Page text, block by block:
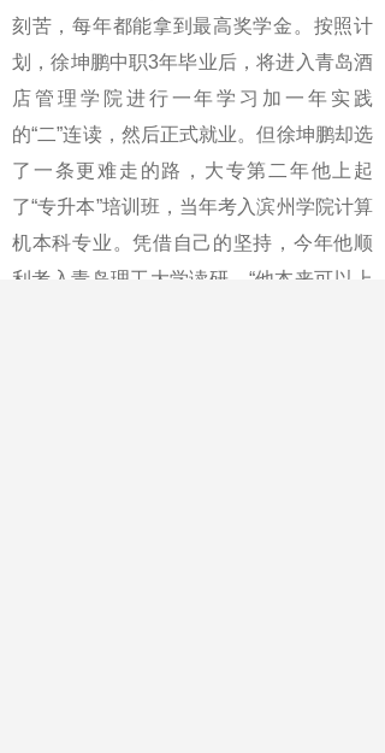
刻苦，每年都能拿到最高奖学金。按照计
划，徐坤鹏中职3年毕业后，将进入青岛酒
店管理学院进行一年学习加一年实践
的“二”连读，然后正式就业。但徐坤鹏却选
了一条更难走的路，大专第二年他上起
了“专升本”培训班，当年考入滨州学院计算
机本科专业。凭借自己的坚持，今年他顺
利考入青岛理工大学读研。“他本来可以上